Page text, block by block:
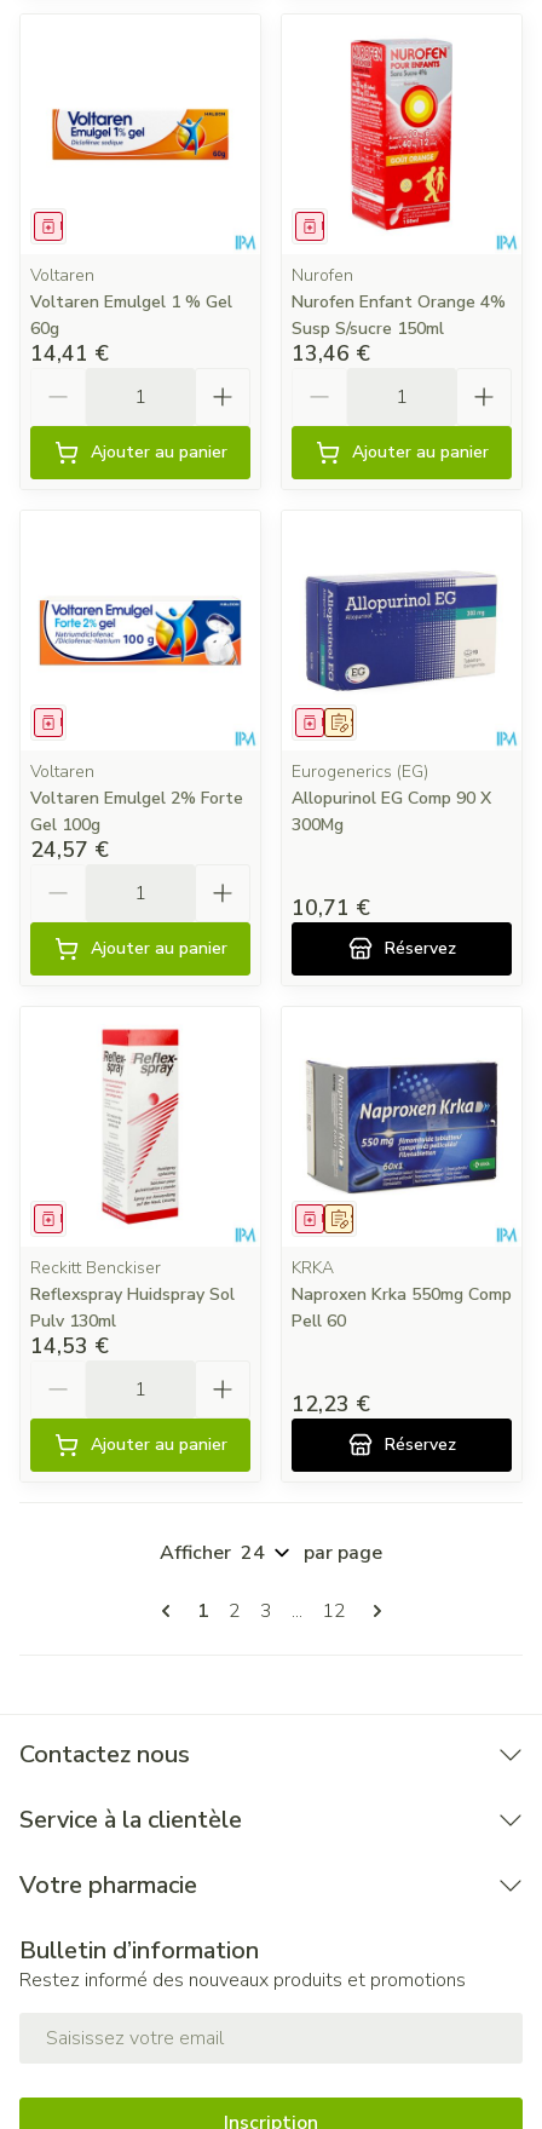
Médicament
Voltaren
Voltaren Emulgel 1 % Gel
60g
14,41 €
Ajouter au panier
Médicament
Nurofen
Nurofen Enfant Orange 4%
Susp S/sucre 150ml
13,46 €
Ajouter au panier
Médicament
Voltaren
Voltaren Emulgel 2% Forte
Gel 100g
24,57 €
Ajouter au panier
Sur prescription
Médicament
Eurogenerics (EG)
Allopurinol EG Comp 90 X
300Mg
10,71 €
Réservez
Médicament
Reckitt Benckiser
Reflexspray Huidspray Sol
Pulv 130ml
14,53 €
Ajouter au panier
Sur prescription
Médicament
KRKA
Naproxen Krka 550mg Comp
Pell 60
12,23 €
Réservez
Pages
Vous lisez actuellement la page
1 Page
2 Page
3 ... Page
12
Afficher par page
Contactez nous
Service à la clientèle
Votre pharmacie
Bulletin d’information
Restez informé des nouveaux produits et promotions
Inscription